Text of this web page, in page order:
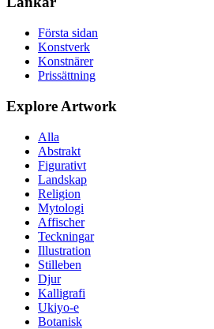
Första sidan
Konstverk
Konstnärer
Prissättning
Explore Artwork
Alla
Abstrakt
Figurativt
Landskap
Religion
Mytologi
Affischer
Teckningar
Illustration
Stilleben
Djur
Kalligrafi
Ukiyo-e
Botanisk